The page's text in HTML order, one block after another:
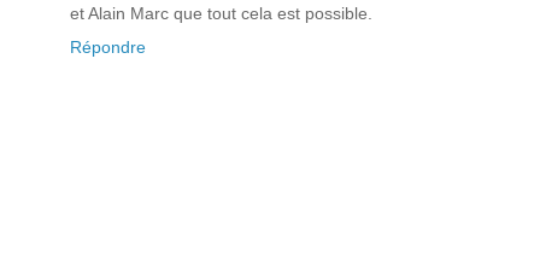
et Alain Marc que tout cela est possible.
Répondre